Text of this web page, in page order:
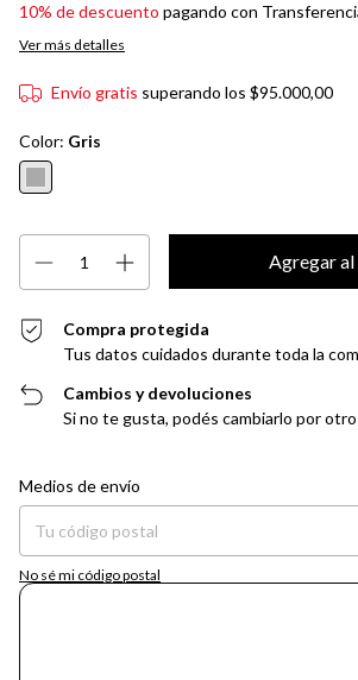
10% de descuento pagando con
Ver más detalles
Envío gratis superando los $95.000,00
Color: Gris
Compra protegida
Tus datos cuidados durante toda la
Cambios y devoluciones
Si no te gusta, podés cambiarlo por
Entregas para el CP:
Medios de envío
No sé mi código postal